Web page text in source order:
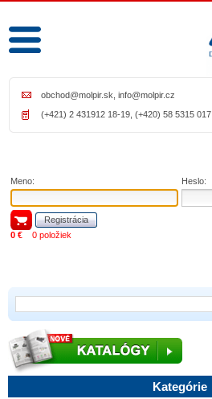
obchod@molpir.sk info@molpir.cz
(+421) 2 431912 18-19, (+420) 58 5315 017
Meno: Heslo:
Registrácia
0 € 0 položiek
Kategórie